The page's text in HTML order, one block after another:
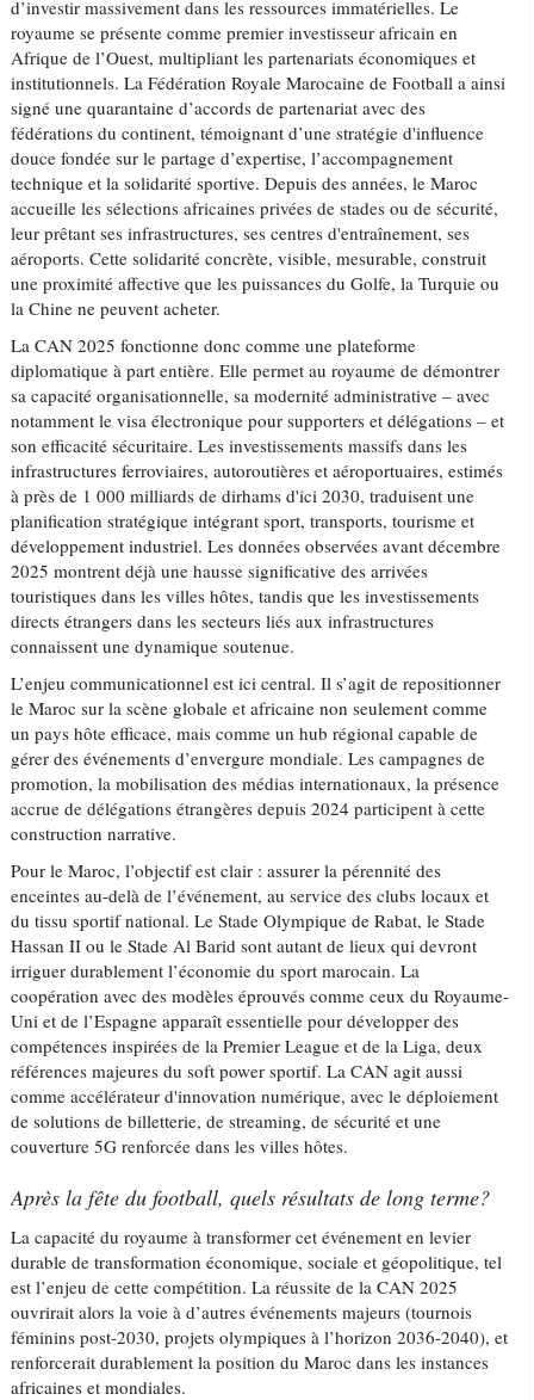
d’investir massivement dans les ressources immatérielles. Le
royaume se présente comme premier investisseur africain en
Afrique de l’Ouest, multipliant les partenariats économiques et
institutionnels. La Fédération Royale Marocaine de Football a ainsi
signé une quarantaine d’accords de partenariat avec des
fédérations du continent, témoignant d’une stratégie d'influence
douce fondée sur le partage d’expertise, l’accompagnement
technique et la solidarité sportive. Depuis des années, le Maroc
accueille les sélections africaines privées de stades ou de sécurité,
leur prêtant ses infrastructures, ses centres d'entraînement, ses
aéroports. Cette solidarité concrète, visible, mesurable, construit
une proximité affective que les puissances du Golfe, la Turquie ou
la Chine ne peuvent acheter.
La CAN 2025 fonctionne donc comme une plateforme
diplomatique à part entière. Elle permet au royaume de démontrer
sa capacité organisationnelle, sa modernité administrative – avec
notamment le visa électronique pour supporters et délégations – et
son efficacité sécuritaire. Les investissements massifs dans les
infrastructures ferroviaires, autoroutières et aéroportuaires, estimés
à près de 1 000 milliards de dirhams d'ici 2030, traduisent une
planification stratégique intégrant sport, transports, tourisme et
développement industriel. Les données observées avant décembre
2025 montrent déjà une hausse significative des arrivées
touristiques dans les villes hôtes, tandis que les investissements
directs étrangers dans les secteurs liés aux infrastructures
connaissent une dynamique soutenue.
L’enjeu communicationnel est ici central. Il s’agit de repositionner
le Maroc sur la scène globale et africaine non seulement comme
un pays hôte efficace, mais comme un hub régional capable de
gérer des événements d’envergure mondiale. Les campagnes de
promotion, la mobilisation des médias internationaux, la présence
accrue de délégations étrangères depuis 2024 participent à cette
construction narrative.
Pour le Maroc, l’objectif est clair : assurer la pérennité des
enceintes au-delà de l’événement, au service des clubs locaux et
du tissu sportif national. Le Stade Olympique de Rabat, le Stade
Hassan II ou le Stade Al Barid sont autant de lieux qui devront
irriguer durablement l’économie du sport marocain. La
coopération avec des modèles éprouvés comme ceux du Royaume-
Uni et de l’Espagne apparaît essentielle pour développer des
compétences inspirées de la Premier League et de la Liga, deux
références majeures du soft power sportif. La CAN agit aussi
comme accélérateur d'innovation numérique, avec le déploiement
de solutions de billetterie, de streaming, de sécurité et une
couverture 5G renforcée dans les villes hôtes.
Après la fête du football, quels résultats de long terme?
La capacité du royaume à transformer cet événement en levier
durable de transformation économique, sociale et géopolitique, tel
est l’enjeu de cette compétition. La réussite de la CAN 2025
ouvrirait alors la voie à d’autres événements majeurs (tournois
féminins post-2030, projets olympiques à l’horizon 2036-2040), et
renforcerait durablement la position du Maroc dans les instances
africaines et mondiales.